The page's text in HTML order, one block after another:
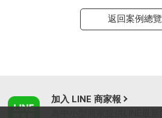
返回案例總覽
加入 LINE 商家報